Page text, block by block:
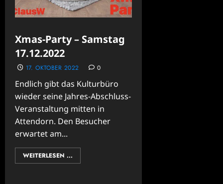
Xmas-Party – Samstag
17.12.2022
17. OKTOBER 2022 0
Endlich gibt das Kulturbüro
wieder seine Jahres-Abschluss-
Veranstaltung mitten in
Attendorn. Den Besucher
erwartet am...
WEITERLESEN ...